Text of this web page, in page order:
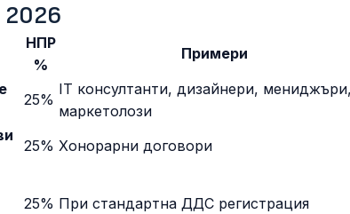
НПР
%
Примери
25%
IT консултанти, дизайнери, мениджъри,
маркетолози
25% Хонорарни договори
25% При стандартна ДДС регистрация